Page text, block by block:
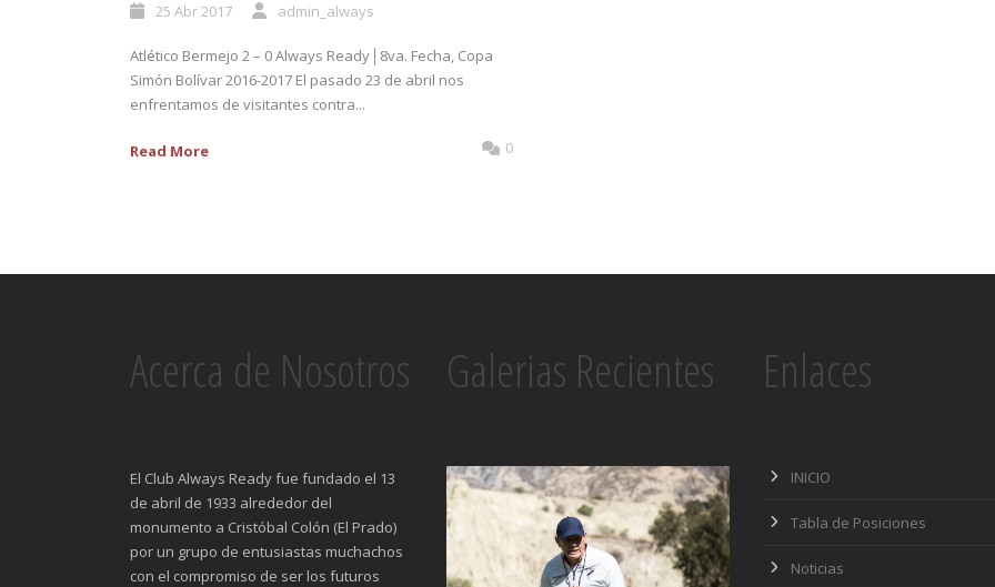
25 Abr 2017 admin_always
Atlético Bermejo 2 – 0 Always Ready│8va. Fecha, Copa
Simón Bolívar 2016-2017 El pasado 23 de abril nos
enfrentamos de visitantes contra...
Read More 0
Acerca de Nosotros
El Club Always Ready fue fundado el 13
de abril de 1933 alrededor del
monumento a Cristóbal Colón (El Prado)
por un grupo de entusiastas muchachos
con el compromiso de ser los futuros
Galerias Recientes Enlaces
INICIO
Tabla de Posiciones
Noticias